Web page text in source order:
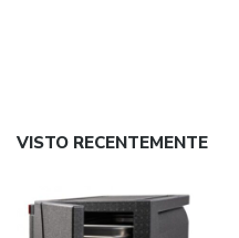
VISTO RECENTEMENTE